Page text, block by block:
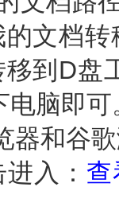
文档
到D盘
电脑即可
器和谷
入： 查